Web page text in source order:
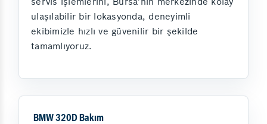
ulaşılabilir bir lokasyonda, deneyimli
ekibimizle hızlı ve güvenilir bir şekilde
tamamlıyoruz.
BMW 320D Bakım